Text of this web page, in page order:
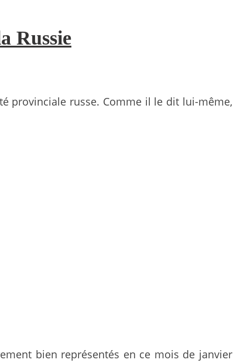
Russie
provinciale russe. Comme il le dit lui-même,
bien représentés en ce mois de janvier